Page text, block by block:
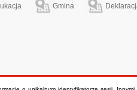
Gmina